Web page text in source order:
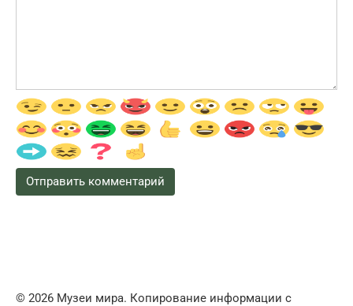
© 2026 Музеи мира. Копирование информации с